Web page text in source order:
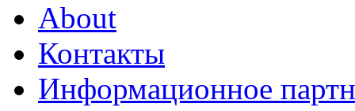
About
Контакты
Информационное